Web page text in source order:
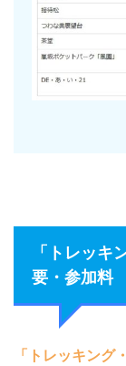
「トレッキ
要・参加料
「トレッキング